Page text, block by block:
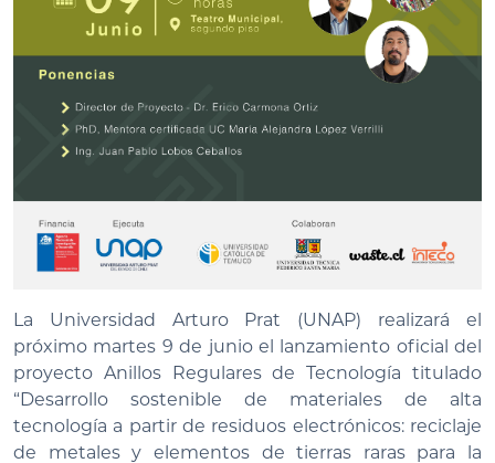
La Universidad Arturo Prat (UNAP) realizará el
próximo martes 9 de junio el lanzamiento oficial del
proyecto Anillos Regulares de Tecnología titulado
“Desarrollo sostenible de materiales de alta
tecnología a partir de residuos electrónicos: reciclaje
de metales y elementos de tierras raras para la